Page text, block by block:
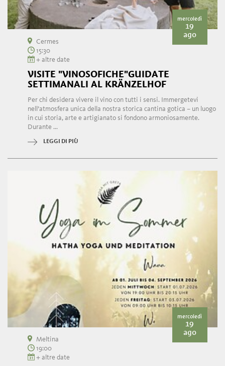
mercoledì
19
ago
Cermes
15:30
+ altre date
VISITE "VINOSOFICHE"GUIDATE
SETTIMANALI AL KRÄNZELHOF
Per chi desidera vivere il vino con tutti i sensi. Immergetevi
nell’atmosfera unica della nostra storica cantina gotica – un luogo
in cui storia, arte e artigianato si fondono armoniosamente.
Durante ...
LEGGI DI PIÙ
mercoledì
19
ago
Meltina
19:00
+ altre date